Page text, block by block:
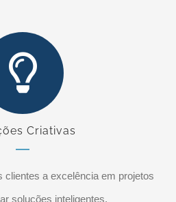
Criativas
a excelência em projetos
soluções inteligentes.